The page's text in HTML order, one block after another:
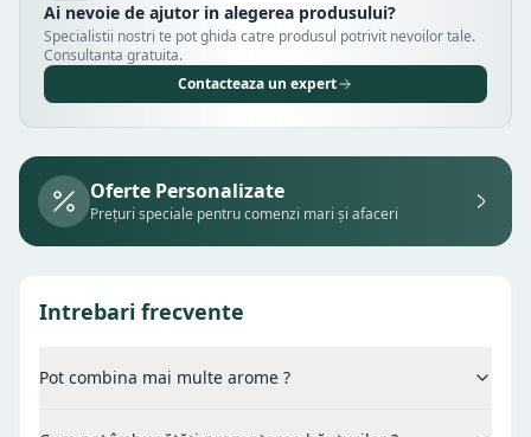
Ai nevoie de ajutor in alegerea produsului?
Specialistii nostri te pot ghida catre produsul potrivit nevoilor tale.
Consultanta gratuita.
Contacteaza un expert
Oferte Personalizate
Prețuri speciale pentru comenzi mari și afaceri
Intrebari frecvente
Pot combina mai multe arome ?